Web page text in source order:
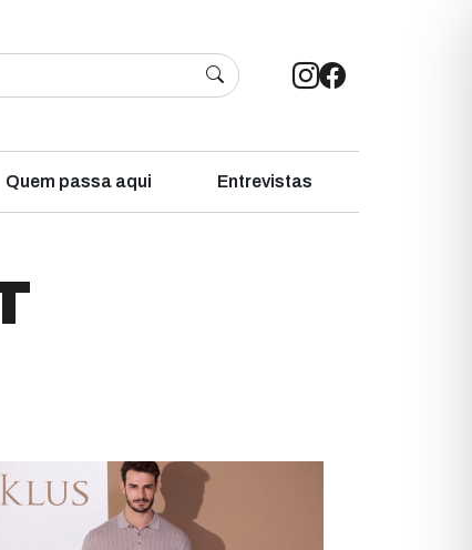
Quem passa aqui Entrevistas